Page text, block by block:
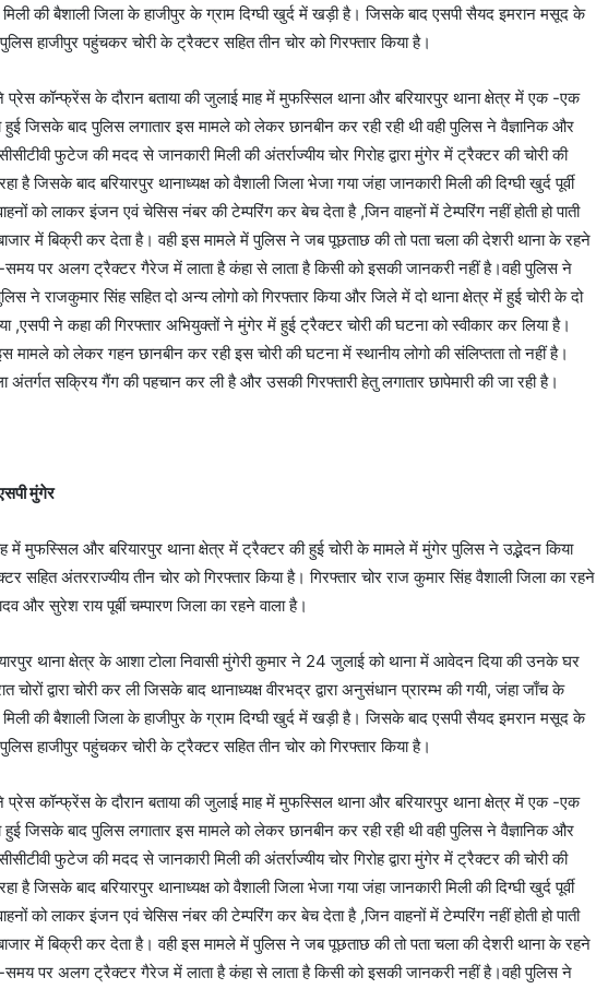
मिली की बैशाली जिला के हाजीपुर के ग्राम दिग्घी खुर्द में खड़ी है। जिसके बाद एसपी सैयद इमरान मसूद के
पुलिस हाजीपुर पहुंचकर चोरी के ट्रैक्टर सहित तीन चोर को गिरफ्तार किया है।
कॉन्फ्रेंस के दौरान बताया की जुलाई माह में मुफस्सिल थाना और बरियारपुर थाना क्षेत्र में एक -एक
हुई जिसके बाद पुलिस लगातार इस मामले को लेकर छानबीन कर रही रही थी वही पुलिस ने वैज्ञानिक और
फुटेज की मदद से जानकारी मिली की अंतर्राज्यीय चोर गिरोह द्वारा मुंगेर में ट्रैक्टर की चोरी की
है जिसके बाद बरियारपुर थानाध्यक्ष को वैशाली जिला भेजा गया जंहा जानकारी मिली की दिग्घी खुर्द पूर्वी
को लाकर इंजन एवं चेसिस नंबर की टेम्परिंग कर बेच देता है ,जिन वाहनों में टेम्परिंग नहीं होती हो पाती
में बिक्री कर देता है। वही इस मामले में पुलिस ने जब पूछताछ की तो पता चला की देशरी थाना के रहने
पर अलग ट्रैक्टर गैरेज में लाता है कंहा से लाता है किसी को इसकी जानकरी नहीं है।वही पुलिस ने
ने राजकुमार सिंह सहित दो अन्य लोगो को गिरफ्तार किया और जिले में दो थाना क्षेत्र में हुई चोरी के दो
,एसपी ने कहा की गिरफ्तार अभियुक्तों ने मुंगेर में हुई ट्रैक्टर चोरी की घटना को स्वीकार कर लिया है।
मामले को लेकर गहन छानबीन कर रही इस चोरी की घटना में स्थानीय लोगो की संलिप्तता तो नहीं है।
अंतर्गत सक्रिय गैंग की पहचान कर ली है और उसकी गिरफ्तारी हेतु लगातार छापेमारी की जा रही है।
मुंगेर
मुफस्सिल और बरियारपुर थाना क्षेत्र में ट्रैक्टर की हुई चोरी के मामले में मुंगेर पुलिस ने उद्भेदन किया
सहित अंतरराज्यीय तीन चोर को गिरफ्तार किया है। गिरफ्तार चोर राज कुमार सिंह वैशाली जिला का रहने
और सुरेश राय पूर्बी चम्पारण जिला का रहने वाला है।
थाना क्षेत्र के आशा टोला निवासी मुंगेरी कुमार ने 24 जुलाई को थाना में आवेदन दिया की उनके घर
चोरों द्वारा चोरी कर ली जिसके बाद थानाध्यक्ष वीरभद्र द्वारा अनुसंधान प्रारम्भ की गयी, जंहा जाँच के
मिली की बैशाली जिला के हाजीपुर के ग्राम दिग्घी खुर्द में खड़ी है। जिसके बाद एसपी सैयद इमरान मसूद के
पुलिस हाजीपुर पहुंचकर चोरी के ट्रैक्टर सहित तीन चोर को गिरफ्तार किया है।
कॉन्फ्रेंस के दौरान बताया की जुलाई माह में मुफस्सिल थाना और बरियारपुर थाना क्षेत्र में एक -एक
हुई जिसके बाद पुलिस लगातार इस मामले को लेकर छानबीन कर रही रही थी वही पुलिस ने वैज्ञानिक और
फुटेज की मदद से जानकारी मिली की अंतर्राज्यीय चोर गिरोह द्वारा मुंगेर में ट्रैक्टर की चोरी की
है जिसके बाद बरियारपुर थानाध्यक्ष को वैशाली जिला भेजा गया जंहा जानकारी मिली की दिग्घी खुर्द पूर्वी
को लाकर इंजन एवं चेसिस नंबर की टेम्परिंग कर बेच देता है ,जिन वाहनों में टेम्परिंग नहीं होती हो पाती
में बिक्री कर देता है। वही इस मामले में पुलिस ने जब पूछताछ की तो पता चला की देशरी थाना के रहने
पर अलग ट्रैक्टर गैरेज में लाता है कंहा से लाता है किसी को इसकी जानकरी नहीं है।वही पुलिस ने